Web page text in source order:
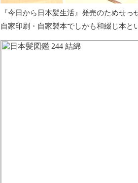
『今日から日本髪生活』発売のためせっ
自家印刷・自家製本でしかも和綴じ本と